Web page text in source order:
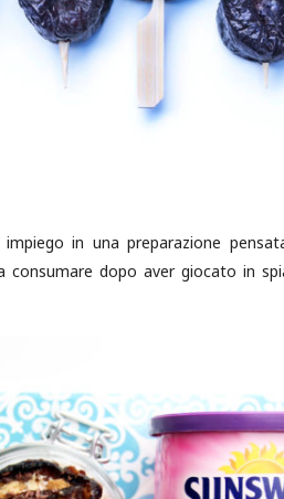
in una preparazione
consumare dopo aver giocato in